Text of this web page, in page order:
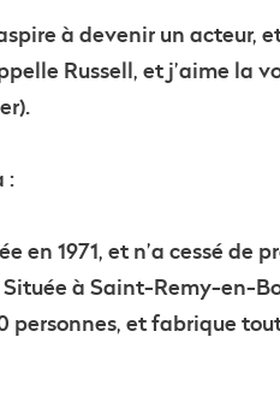
à devenir un acteur,
Russell, et j’aime la
:
en 1971, et n’a cessé de
à Saint-Remy-en-
personnes, et fabrique